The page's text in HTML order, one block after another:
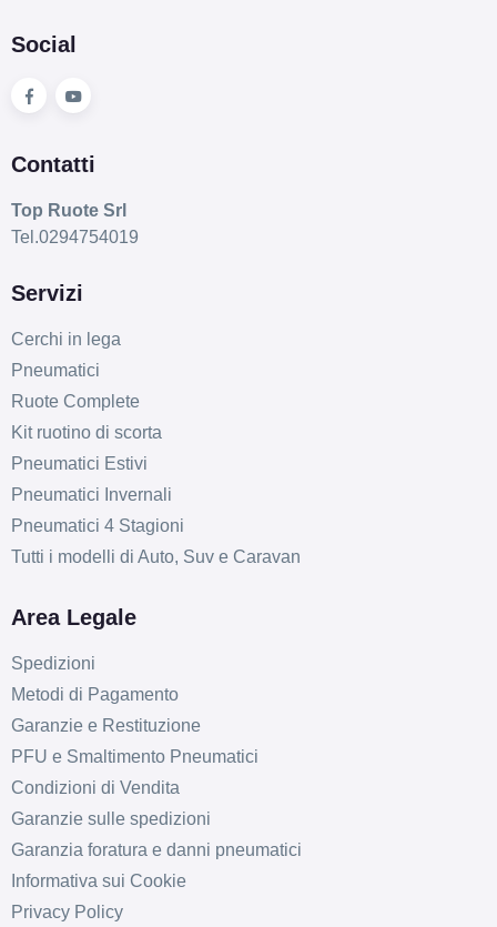
Social
Contatti
Top Ruote Srl
Tel.0294754019
Servizi
Cerchi in lega
Pneumatici
Ruote Complete
Kit ruotino di scorta
Pneumatici Estivi
Pneumatici Invernali
Pneumatici 4 Stagioni
Tutti i modelli di Auto, Suv e Caravan
Area Legale
Spedizioni
Metodi di Pagamento
Garanzie e Restituzione
PFU e Smaltimento Pneumatici
Condizioni di Vendita
Garanzie sulle spedizioni
Garanzia foratura e danni pneumatici
Informativa sui Cookie
Privacy Policy